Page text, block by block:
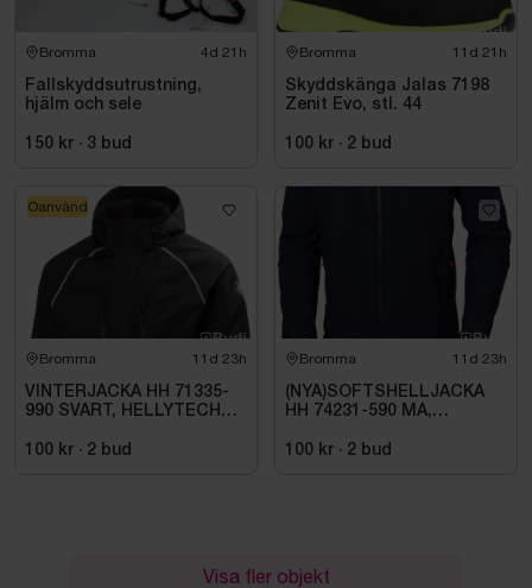
Bromma 4d 21h
Fallskyddsutrustning,
hjälm och sele
150 kr · 3 bud
Bromma 11d 21h
Skyddskänga Jalas 7198
Zenit Evo, stl. 44
100 kr · 2 bud
Bromma 11d 23h
VINTERJACKA HH 71335-
990 SVART, HELLYTECH
100 kr · 2 bud
Oanvänd
Bromma 11d 23h
(NYA)SOFTSHELLJACKA
HH 74231-590 MA,
100 kr · 2 bud
Visa fler objekt